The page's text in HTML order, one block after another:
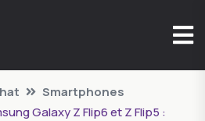
Smartphones
Galaxy Z Flip6 et Z Flip5 :